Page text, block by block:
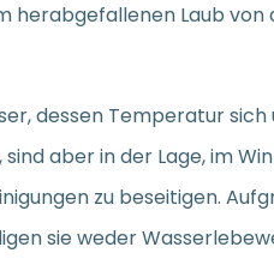
herabgefallenen Laub von
dessen Temperatur sich
aber in der Lage, im
zu beseitigen.
sie weder